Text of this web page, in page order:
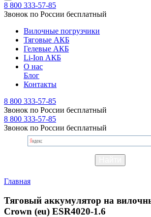
8 800 333-57-85
Звонок по России бесплатный
Вилочные погрузчики
Тяговые АКБ
Гелевые АКБ
Li-Ion АКБ
О нас
Блог
Контакты
8 800 333-57-85
Звонок по России бесплатный
8 800 333-57-85
Звонок по России бесплатный
Главная
Тяговый аккумулятор на
Crown (eu) ESR4020-1.6